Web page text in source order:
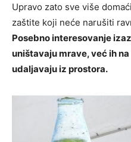
Upravo zato sve više
zaštite koji neće narušiti
Posebno interesovanje
uništavaju mrave, već ih
udaljavaju iz prostora.